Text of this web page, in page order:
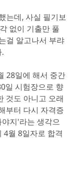
는데, 사실 필기보
없이 기출만 풀
걸 알고나서 부랴
28일에 해서 중간
일 시험장으로 향
것도 아니고 오래
부터 다시 자격증
지'라는 생각으
4월 8일자로 합격